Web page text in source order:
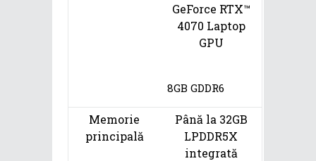
GeForce RTX™
4070 Laptop
GPU
8GB GDDR6
Memorie
principală
Până la 32GB
LPDDR5X
integrată